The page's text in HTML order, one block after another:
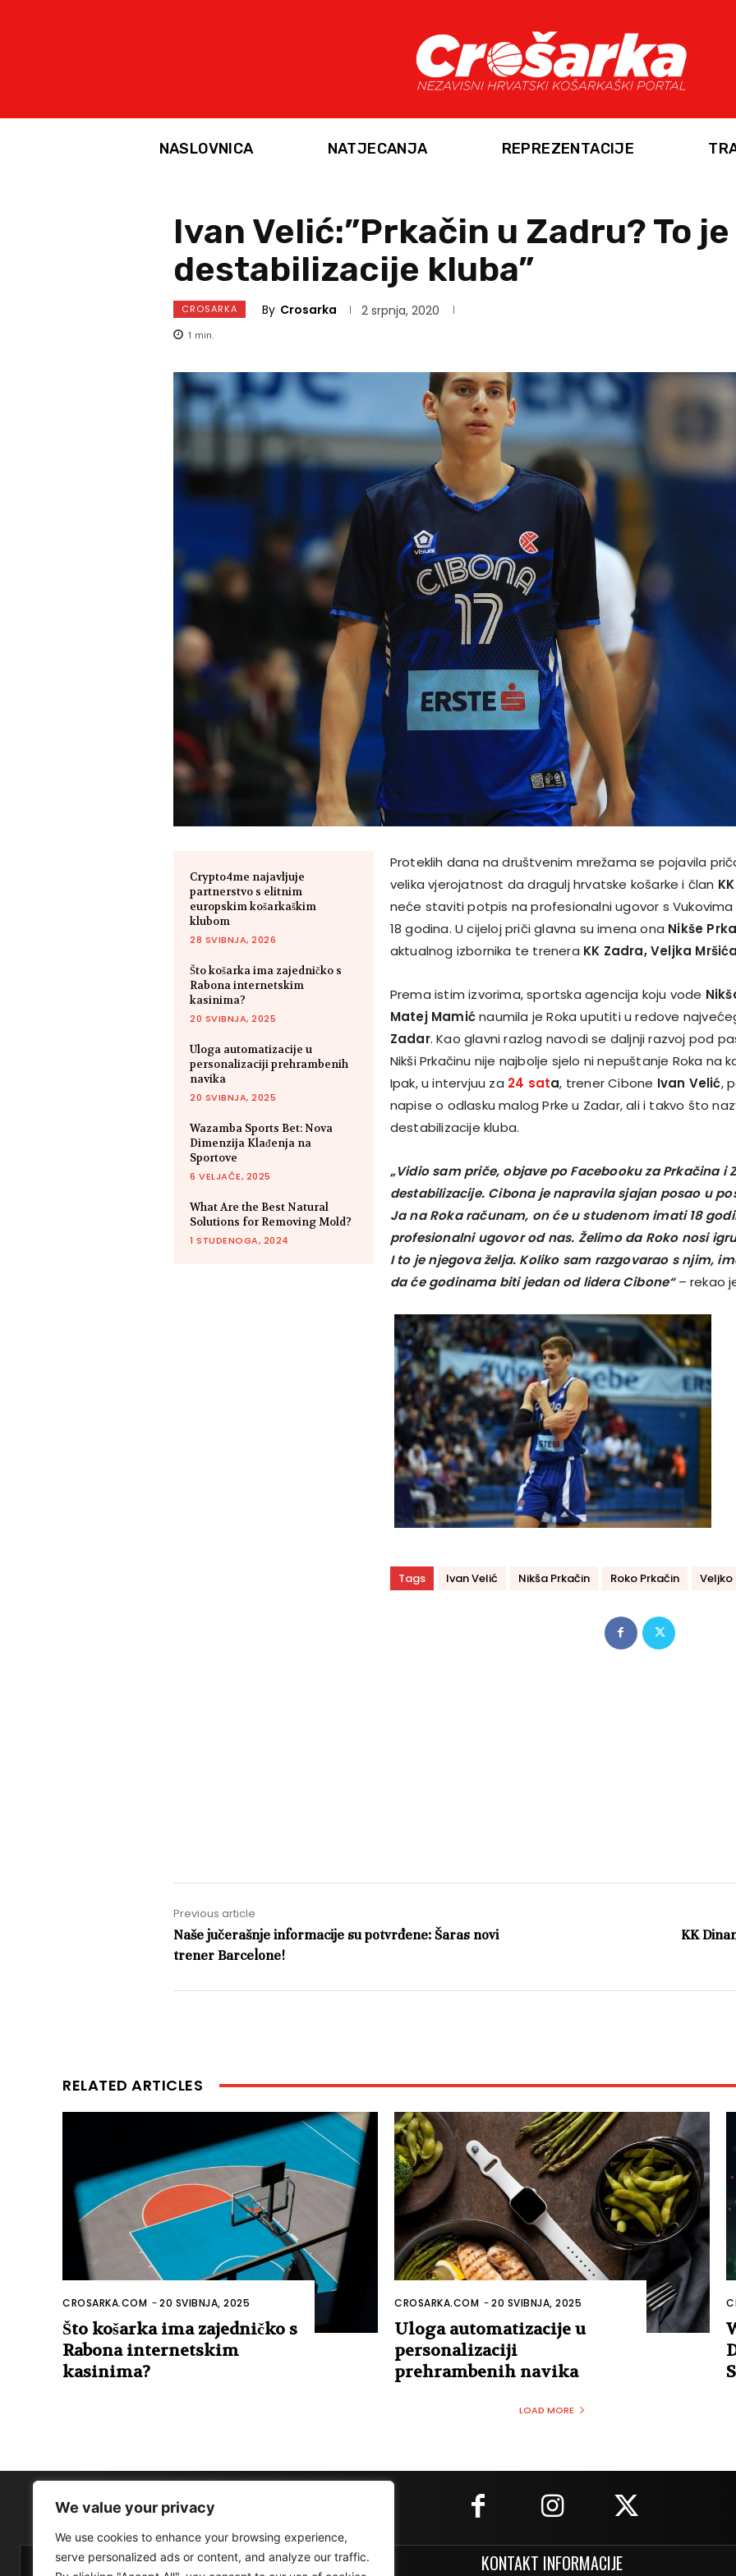
We value your privacy
We use cookies to enhance your browsing experience,
serve personalized ads or content, and analyze our traffic.
NASLOVNICA NATJECANJA REPREZENTACIJE
Ivan Velić:”Prkačin u Zadru? To
destabilizacije kluba”
CROSARKA By Crosarka 2 srpnja, 2020
1 min.
Crypto4me najavljuje
partnerstvo s elitnim
europskim košarkaškim
klubom
28 SVIBNJA, 2026
Što košarka ima zajedničko s
Rabona internetskim
kasinima?
20 SVIBNJA, 2025
Uloga automatizacije u
personalizaciji prehrambenih
navika
20 SVIBNJA, 2025
Wazamba Sports Bet: Nova
Dimenzija Klađenja na
Sportove
6 VELJAČE, 2025
What Are the Best Natural
Solutions for Removing Mold?
1 STUDENOGA, 2024
Proteklih dana na društvenim mrežama se pojavila
velika vjerojatnost da dragulj hrvatske košarke i član
neće staviti potpis na profesionalni ugovor s
18 godina. U cijeloj priči glavna su imena ona Nikše
aktualnog izbornika te trenera KK Zadra, Veljka Mršića
Prema istim izvorima, sportska agencija koju vode
Matej Mamićnaumila je Roka uputiti u redove
Zadar. Kao glavni razlog navodi se daljnji razvoj pod
Nikši Prkačinu nije najbolje sjelo ni nepuštanje Roka na
Ipak, u intervjuu za 24 sata, trener Cibone Ivan Velić,
napise o odlasku malog Prke u Zadar, ali i takvo što
destabilizacije kluba.
„Vidio sam priče, objave po Facebooku za Prkačina i
destabilizacije. Cibona je napravila sjajan posao u
Ja na Roka računam, on će u studenom imati 18
profesionalni ugovor od nas. Želimo da Roko nosi
I to je njegova želja. Koliko sam razgovarao s njim,
da će godinama biti jedan od lidera Cibone“– rekao
Tags Ivan Velić Nikša Prkačin Roko Prkačin Veljko
Previous article
Naše jučerašnje informacije su potvrđene: Šaras novi
trener Barcelone!
KK
RELATED ARTICLES
CROSARKA.COM -20 SVIBNJA, 2025
Što košarka ima zajedničko s
Rabona internetskim
kasinima?
CROSARKA.COM -20 SVIBNJA, 2025
Uloga automatizacije u
personalizaciji
prehrambenih navika
LOAD MORE
KONTAKT INFORMACIJE